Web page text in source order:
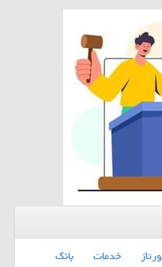
خدمات
بانك